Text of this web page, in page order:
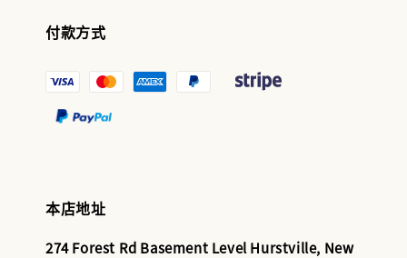
付款方式
本店地址
274 Forest Rd Basement Level Hurstville, New